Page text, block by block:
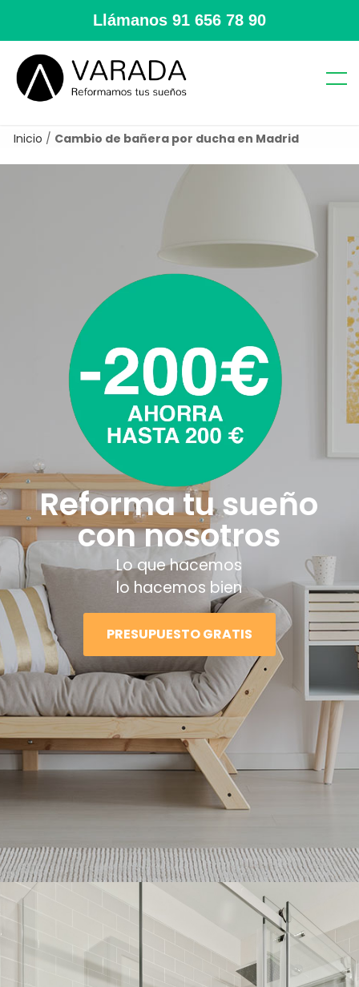
Llámanos 91 656 78 90
Inicio / Cambio de bañera por ducha en Madrid
Reforma tu sueño
con nosotros
Lo que hacemos
lo hacemos bien
PRESUPUESTO GRATIS